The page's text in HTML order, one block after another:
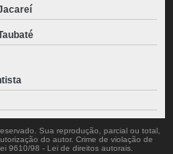
Sua reprodução, parcial ou total,
do autor. Crime de violação de
9610/98 - Lei de direitos autorais.